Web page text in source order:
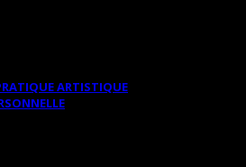
ARTISTIQUE